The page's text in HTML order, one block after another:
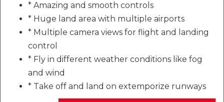
* Amazing and smooth controls
* Huge land area with multiple airports
* Multiple camera views for flight and landing
control
* Fly in different weather conditions like fog
and wind
* Take off and land on extemporize runways